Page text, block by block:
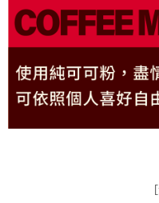
３．收到繳費通知簡訊後14天
ATM／網路銀行／等多元方式進
※ 請注意：結帳手續完成當下不
購買商品的店家。未經商家同意
後付繳納相關費用。
※ 交易是否成功請以「AFTEE
是否繳費成功／繳費後需取消欲
客戶支援中心」https://
２．關於個人資料處理事宜，請